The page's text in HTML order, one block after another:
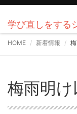
学び直しをする
HOME 新着情報
梅雨明